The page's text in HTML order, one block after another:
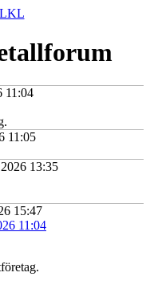
11:04
11:05
13:35
15:47
11:04